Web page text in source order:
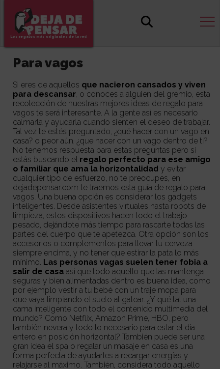
Los regalos más originales de la red
Para vagos
Si eres de aquellos que nacieron cansados y viven
para descansar, o conoces a alguien del gremio, esta
recolección de nuestras mejores ideas de regalo para
vagos te será interesante. A la gente así es necesario
calmarla y ayudarla cuando sienten el deseo de trabajar.
Tal vez te estés preguntado, ¿qué hacer con un vago en
casa? o peor aún, ¿que hacer con un vago dentro de ti?
No tenemos respuesta para estas preguntas pero si
estás buscando el regalo perfecto para ese amigo
o familiar que ama la horizontalidad y evitar
cualquier tipo de esfuerzo, no te preocupes, en
dejadepensar.com te traemos esta guía de regalo para
vagos. Una buena opción es considerar los gadgets
inteligentes. Desde asistentes virtuales hasta robots de
limpieza, estos dispositivos hacen todo el trabajo
pesado, dejándote más tiempo para rascarte todas las
partes del cuerpo que te apetezca. Otra opción son los
accesorios o complementos para llevar tu cerveza
siempre encima, y no tener que estirar la pata lo más
mínimo. Las personas vagas suelen tener fobia a
salir de casa así que todo aquello que las mantenga
seguras y bien alimentadas dentro es buena idea, como
por ejemplo vestir a tu bebé con un traje mopa para
que vaya limpiando el suelo al gatear. ¿Y qué tal una
cama inteligente con todo el contenido multimedia del
mundo? Como Netflix, Amazon Prime, HBO, pero
también nevera y todo lo necesario para estar el dia
entero en posición horizontal? También puede ser una
gran idea el spa o regalar un masaje en casa es una
forma perfecta de ayudarles a recargar energías y
relajarse al máximo. También, considera todo aquello